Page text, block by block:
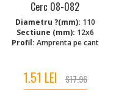
Cerc 08-082
Diametru ?(mm): 110
Sectiune (mm): 12x6
Profil: Amprenta pe cant
1.51 LEI
$17.96